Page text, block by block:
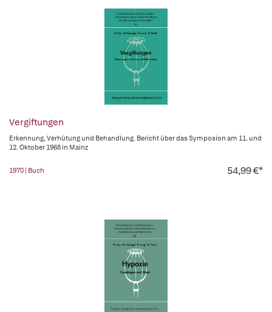
Vergiftungen
Erkennung, Verhütung und Behandlung. Bericht über das Symposion am 11. und
12. Oktober 1968 in Mainz
1970 | Buch 54,99 €*